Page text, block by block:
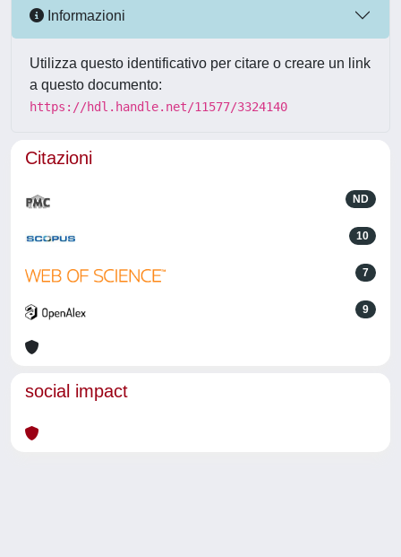
Informazioni
Utilizza questo identificativo per citare o creare un link
a questo documento:
https://hdl.handle.net/11577/3324140
Citazioni
ND
10
7
9
social impact